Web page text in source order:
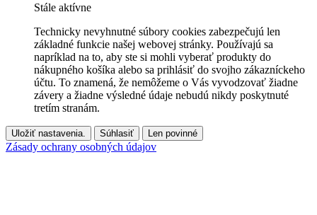
Stále aktívne
Technicky nevyhnutné súbory cookies zabezpečujú len
základné funkcie našej webovej stránky. Používajú sa
napríklad na to, aby ste si mohli vyberať produkty do
nákupného košíka alebo sa prihlásiť do svojho zákazníckeho
účtu. To znamená, že nemôžeme o Vás vyvodzovať žiadne
závery a žiadne výsledné údaje nebudú nikdy poskytnuté
tretím stranám.
Uložiť nastavenia. Súhlasiť Len povinné
Zásady ochrany osobných údajov